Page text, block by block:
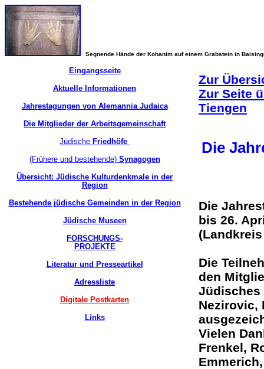
Segnende Hände der Kohanim auf einem Grabstein in
Eingangsseite
Aktuelle Informationen
Jahrestagungen von Alemannia Judaica
Die Mitglieder der Arbeitsgemeinschaft
Jüdische Friedhöfe
(Frühere und bestehende)Synagogen
Übersicht: Jüdische Kulturdenkmale in der
Region
Bestehende jüdische Gemeinden in der Region
Jüdische Museen
FORSCHUNGS-
PROJEKTE
Literatur und Presseartikel
Adressliste
Digitale Postkarten
Links
Zur
Zur Seite
Tiengen
Die
Die
bis 26.
Die
den
Jüdisches
Nezirovic,
Vielen
Frenkel,